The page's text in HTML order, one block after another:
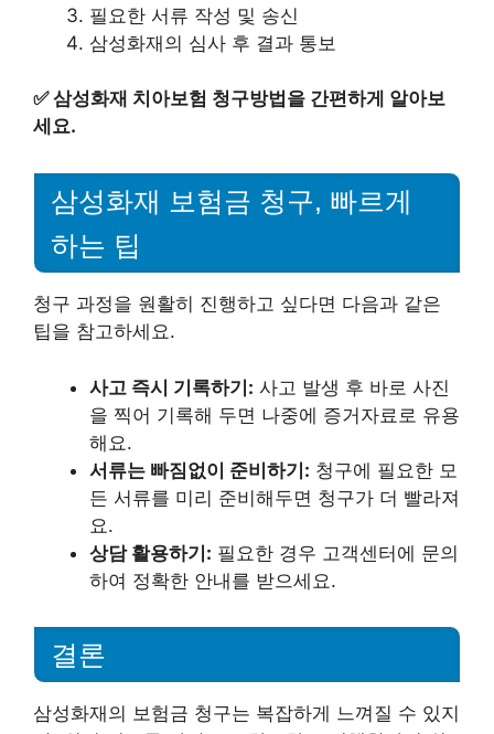
필요한 서류 작성 및 송신
삼성화재의 심사 후 결과 통보
✅삼성화재 치아보험 청구방법을 간편하게 알아보
세요.
삼성화재 보험금 청구, 빠르게
하는 팁
청구 과정을 원활히 진행하고 싶다면 다음과 같은
팁을 참고하세요.
사고 즉시 기록하기: 사고 발생 후 바로 사진
을 찍어 기록해 두면 나중에 증거자료로 유용
해요.
서류는 빠짐없이 준비하기: 청구에 필요한 모
든 서류를 미리 준비해두면 청구가 더 빨라져
요.
상담 활용하기: 필요한 경우 고객센터에 문의
하여 정확한 안내를 받으세요.
결론
삼성화재의 보험금 청구는 복잡하게 느껴질 수 있지